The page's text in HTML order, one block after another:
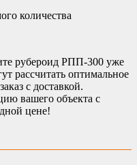
количества
рубероид РПП-300 уже
рассчитать оптимальное
с доставкой.
вашего объекта с
цене!